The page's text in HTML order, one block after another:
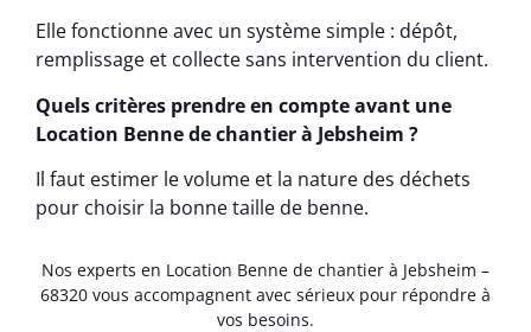
Elle fonctionne avec un système simple : dépôt,
remplissage et collecte sans intervention du client.
Quels critères prendre en compte avant une
Location Benne de chantier à Jebsheim ?
Il faut estimer le volume et la nature des déchets
pour choisir la bonne taille de benne.
Nos experts en Location Benne de chantier à Jebsheim –
68320 vous accompagnent avec sérieux pour répondre à
vos besoins.